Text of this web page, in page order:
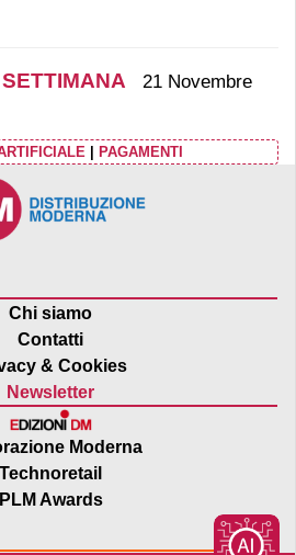
21 Novembre
PAGAMENTI
Chi siamo
Contatti
& Cookies
Newsletter
Moderna
Technoretail
PLM Awards